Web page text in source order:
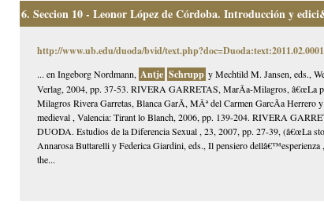
6. Seccion 10 - Leonor López de Córdoba. Introducción y
http://www.ub.edu/duoda/bvid/
... en Ingeborg Nordmann, Antje Schrupp y Mechtild M. Jansen, eds.,
Verlag, 2004, pp. 37-53. RIVERA GARRETAS, MarÃ­a-Milagros, â€œLa
Milagros Rivera Garretas, Blanca GarÃ­, MÂª del Carmen GarcÃ­a Herrero
medieval , Valencia: Tirant lo Blanch, 2006, pp. 139-204. RIVERA
DUODA. Estudios de la Diferencia Sexual , 23, 2007, pp. 27-39, (â€œLa
Annarosa Buttarelli y Federica Giardini, eds., Il pensiero
the...